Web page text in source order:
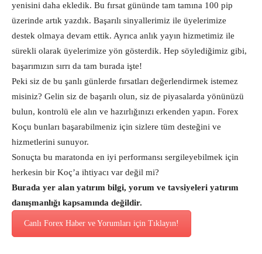
yenisini daha ekledik. Bu fırsat gününde tam tamına 100 pip
üzerinde artık yazdık. Başarılı sinyallerimiz ile üyelerimize
destek olmaya devam ettik. Ayrıca anlık yayın hizmetimiz ile
sürekli olarak üyelerimize yön gösterdik. Hep söylediğimiz gibi,
başarımızın sırrı da tam burada işte!
Peki siz de bu şanlı günlerde fırsatları değerlendirmek istemez
misiniz? Gelin siz de başarılı olun, siz de piyasalarda yönünüzü
bulun, kontrolü ele alın ve hazırlığınızı erkenden yapın. Forex
Koçu bunları başarabilmeniz için sizlere tüm desteğini ve
hizmetlerini sunuyor.
Sonuçta bu maratonda en iyi performansı sergileyebilmek için
herkesin bir Koç’a ihtiyacı var değil mi?
Burada yer alan yatırım bilgi, yorum ve tavsiyeleri yatırım
danışmanlığı kapsamında değildir.
Canlı Forex Haber ve Yorumları için Tıklayın!